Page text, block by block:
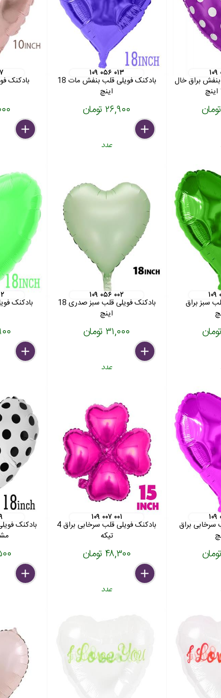
براق خال
۱۰۹ ۰۵۶ ۰۱۳
بادکنک فویلی قلب بنفش مات 18
اینچ
۲۶,۹۰۰ تومان
delete
remove
add
عدد
بادکنک
delete
remove
add
سبز براق
۱۰۹ ۰۵۶ ۰۰۲
بادکنک فویلی قلب سبز صدری 18
اینچ
۳۱,۰۰۰ تومان
delete
remove
add
عدد
delete
remove
add
سرخابی براق
۱۰۹ ۰۰۷ ۰۰۱
بادکنک فویلی قلب سرخابی براق 4
تیکه
۴۸,۳۰۰ تومان
delete
remove
add
عدد
بادکنک
delete
remove
add